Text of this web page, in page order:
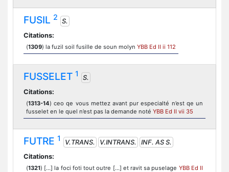
FUSIL 2 S.
Citations:
(1309) la fuzil soil fusille de soun molyn YBB Ed II ii 112
FUSSELET 1
S.
Citations:
(1313-14) ceo qe vous mettez avant pur especialté n’est qe un
fusselet en le quel n’est pas la demande noté YBB Ed II vii 35
FUTRE 1 V.TRANS. V.INTRANS.
INF. AS S.
Citations:
(1321) [...] la foci foti tout outre [...] et ravit sa puselage YBB Ed II